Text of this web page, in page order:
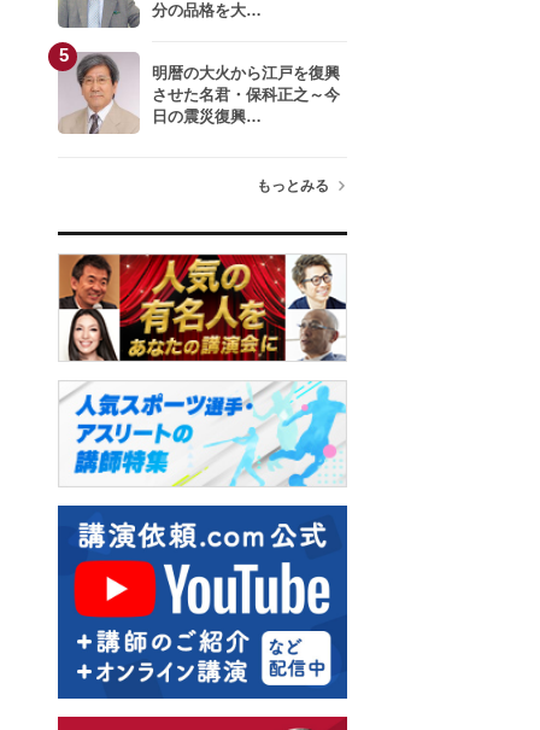
青柳教恵
只松 崇
梶原しげる
秋田稲美
板垣英憲
横田雅俊
大谷由里子
西川りゅうじん
和田裕美
分の品格を大…
5
明暦の大火から江戸を復興
させた名君・保科正之～今
日の震災復興…
もっとみる